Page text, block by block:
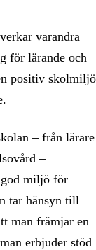
varandra
för lärande och
positiv skolmiljö
– från lärare
–
god miljö för
tar hänsyn till
man främjar en
erbjuder stöd